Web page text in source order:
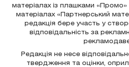
матеріалах із плашками «Промо»
матеріалах «Партнерський
редакція бере участь у
відповідальність за
Редакція не несе
твердження та оцінки,